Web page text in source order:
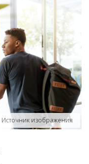
Источник изображения